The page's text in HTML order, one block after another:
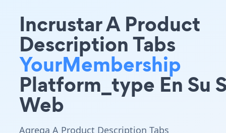
Incrustar A Product
Description Tabs
YourMembership
Platform_type En Su
Web
Agrega A Product Description Tabs